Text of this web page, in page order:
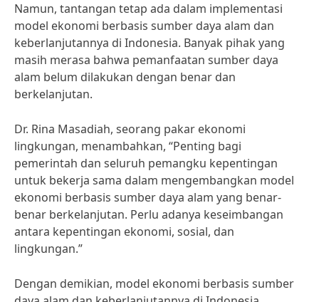
Namun, tantangan tetap ada dalam implementasi
model ekonomi berbasis sumber daya alam dan
keberlanjutannya di Indonesia. Banyak pihak yang
masih merasa bahwa pemanfaatan sumber daya
alam belum dilakukan dengan benar dan
berkelanjutan.
Dr. Rina Masadiah, seorang pakar ekonomi
lingkungan, menambahkan, “Penting bagi
pemerintah dan seluruh pemangku kepentingan
untuk bekerja sama dalam mengembangkan model
ekonomi berbasis sumber daya alam yang benar-
benar berkelanjutan. Perlu adanya keseimbangan
antara kepentingan ekonomi, sosial, dan
lingkungan.”
Dengan demikian, model ekonomi berbasis sumber